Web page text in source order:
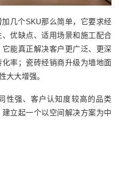
几个SKU那么简单，它要求经
优缺点、适用场景和施工配合
能真正解决客户更广泛、更深
率；瓷砖经销商升级为墙地面
大大增强。
性强、客户认知度较高的品类
建立起一个以空间解决方案为中